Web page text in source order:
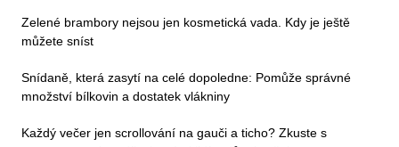
Zelené brambory nejsou jen kosmetická vada. Kdy je ještě
můžete sníst
Snídaně, která zasytí na celé dopoledne: Pomůže správné
množství bílkovin a dostatek vlákniny
Každý večer jen scrollování na gauči a ticho? Zkuste s